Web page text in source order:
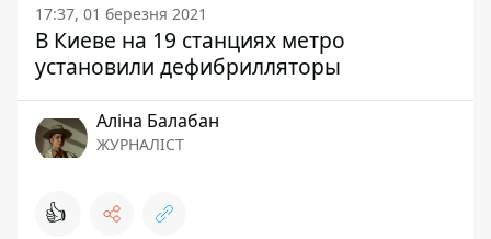
17:37, 01 березня 2021
В Киеве на 19 станциях метро
установили дефибрилляторы
Аліна Балабан
ЖУРНАЛІСТ
👍